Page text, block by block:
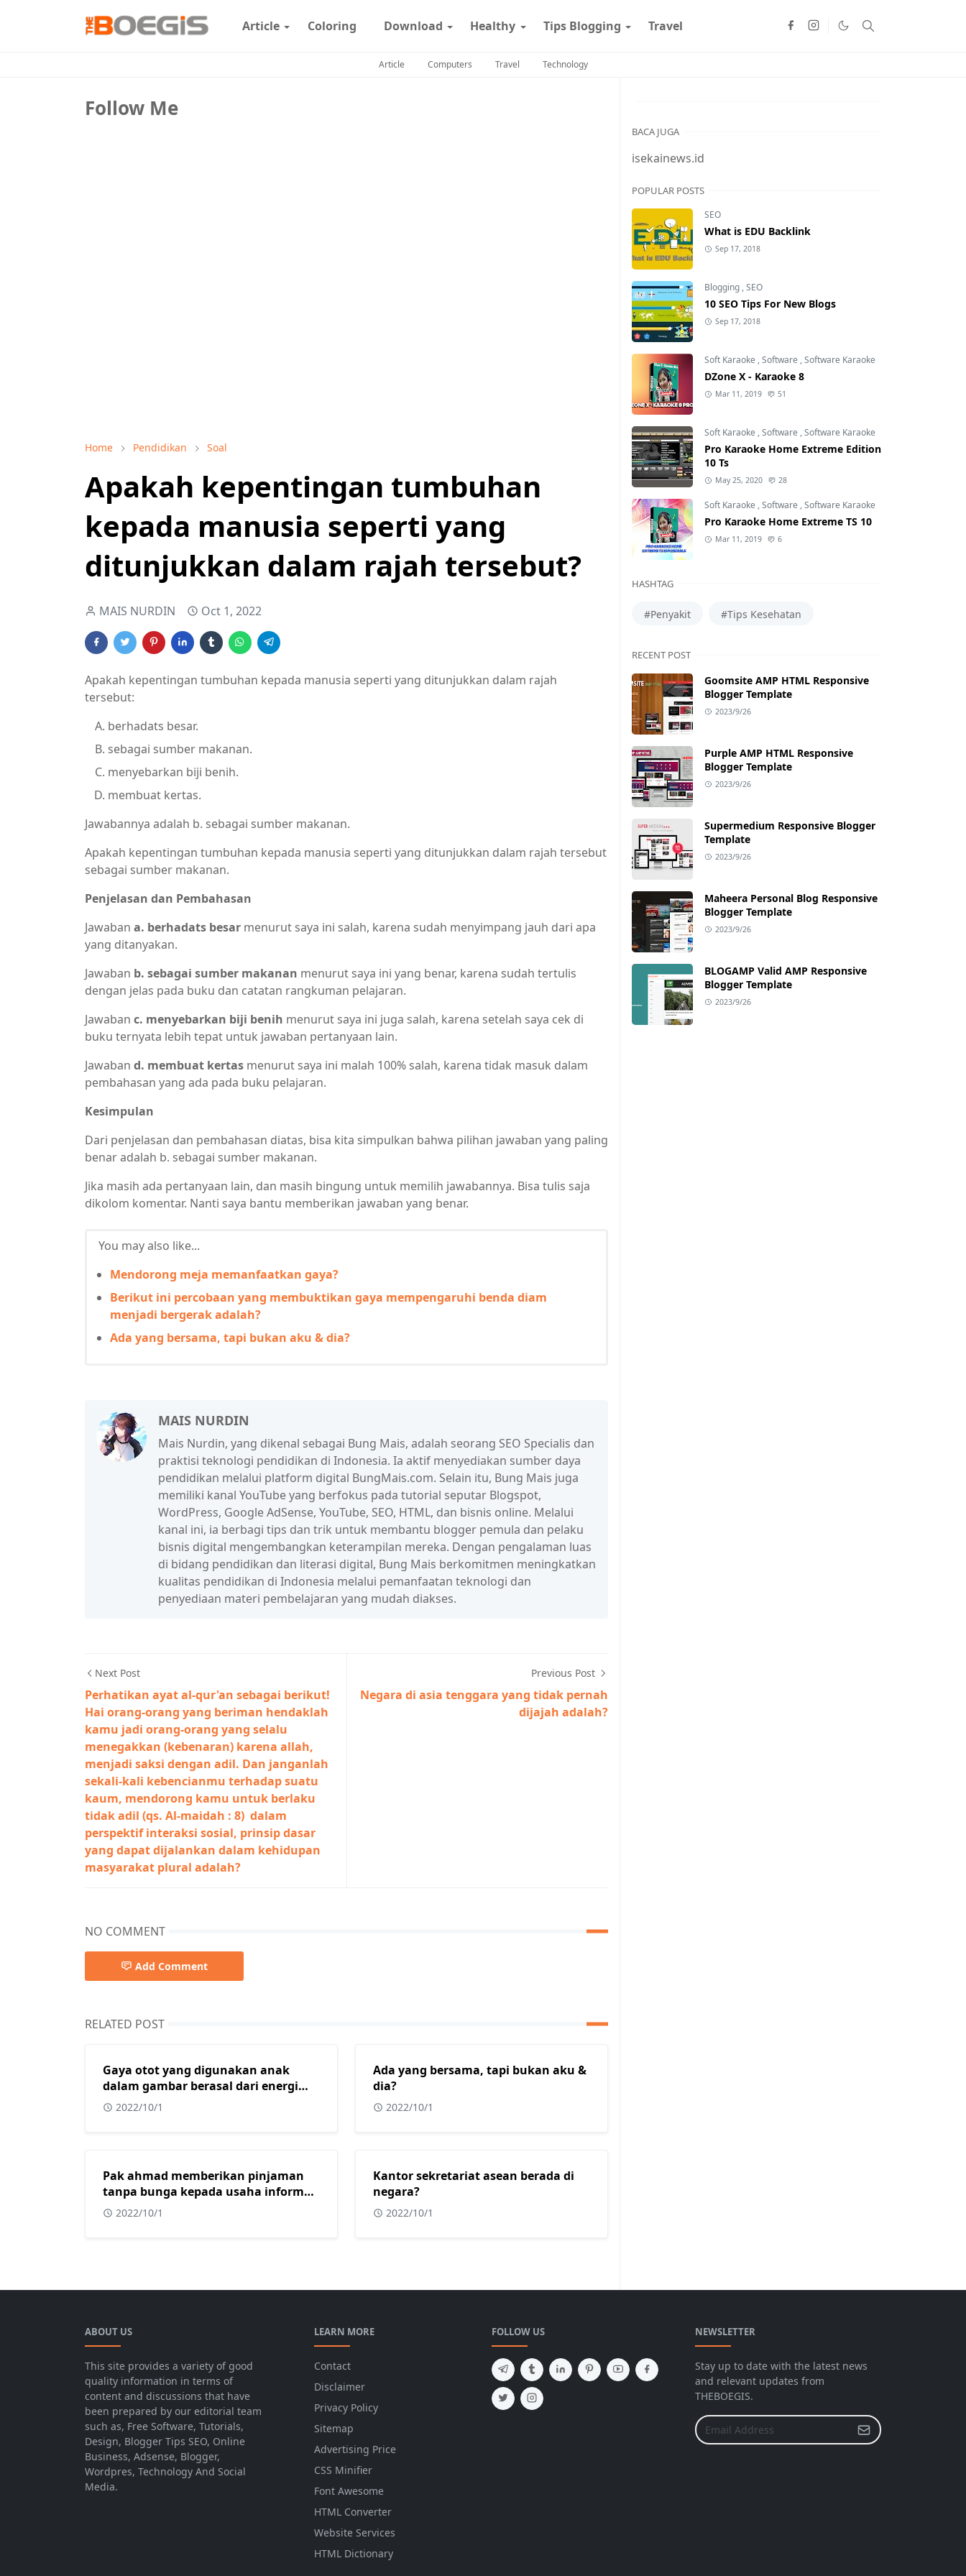
Article Coloring Download Healthy Tips Blogging Travel
Article Computers Travel Technology
Follow Me
Home Pendidikan Soal
Apakah kepentingan tumbuhan
kepada manusia seperti yang
ditunjukkan dalam rajah tersebut?
MAIS NURDIN Oct 1, 2022
Apakah kepentingan tumbuhan kepada manusia seperti yang ditunjukkan dalam rajah
tersebut:
berhadats besar.
sebagai sumber makanan.
menyebarkan biji benih.
membuat kertas.
Jawabannya adalah b. sebagai sumber makanan.
Apakah kepentingan tumbuhan kepada manusia seperti yang ditunjukkan dalam rajah tersebut
sebagai sumber makanan.
Penjelasan dan Pembahasan
Jawaban a. berhadats besar menurut saya ini salah, karena sudah menyimpang jauh dari apa
yang ditanyakan.
Jawaban b. sebagai sumber makanan menurut saya ini yang benar, karena sudah tertulis
dengan jelas pada buku dan catatan rangkuman pelajaran.
Jawaban c. menyebarkan biji benih menurut saya ini juga salah, karena setelah saya cek di
buku ternyata lebih tepat untuk jawaban pertanyaan lain.
Jawaban d. membuat kertas menurut saya ini malah 100% salah, karena tidak masuk dalam
pembahasan yang ada pada buku pelajaran.
Kesimpulan
Dari penjelasan dan pembahasan diatas, bisa kita simpulkan bahwa pilihan jawaban yang paling
benar adalah b. sebagai sumber makanan.
Jika masih ada pertanyaan lain, dan masih bingung untuk memilih jawabannya. Bisa tulis saja
dikolom komentar. Nanti saya bantu memberikan jawaban yang benar.
You may also like...
Mendorong meja memanfaatkan gaya?
Berikut ini percobaan yang membuktikan gaya mempengaruhi benda diam
menjadi bergerak adalah?
Ada yang bersama, tapi bukan aku & dia?
MAIS NURDIN
Mais Nurdin, yang dikenal sebagai Bung Mais, adalah seorang SEO Specialis dan
praktisi teknologi pendidikan di Indonesia. Ia aktif menyediakan sumber daya
pendidikan melalui platform digital BungMais.com. Selain itu, Bung Mais juga
memiliki kanal YouTube yang berfokus pada tutorial seputar Blogspot,
WordPress, Google AdSense, YouTube, SEO, HTML, dan bisnis online. Melalui
kanal ini, ia berbagi tips dan trik untuk membantu blogger pemula dan pelaku
bisnis digital mengembangkan keterampilan mereka. Dengan pengalaman luas
di bidang pendidikan dan literasi digital, Bung Mais berkomitmen meningkatkan
kualitas pendidikan di Indonesia melalui pemanfaatan teknologi dan
penyediaan materi pembelajaran yang mudah diakses.
Next Post
Perhatikan ayat al-qur'an sebagai berikut!
Hai orang-orang yang beriman hendaklah
kamu jadi orang-orang yang selalu
menegakkan (kebenaran) karena allah,
menjadi saksi dengan adil. Dan janganlah
sekali-kali kebencianmu terhadap suatu
kaum, mendorong kamu untuk berlaku
tidak adil (qs. Al-maidah : 8) dalam
perspektif interaksi sosial, prinsip dasar
yang dapat dijalankan dalam kehidupan
masyarakat plural adalah?
Previous Post
Negara di asia tenggara yang tidak pernah
dijajah adalah?
NO COMMENT
Add Comment
RELATED POST
Gaya otot yang digunakan anak
dalam gambar berasal dari energi
yang diperoleh dari?
2022/10/1
Ada yang bersama, tapi bukan aku &
dia?
2022/10/1
Pak ahmad memberikan pinjaman
tanpa bunga kepada usaha informal
yang dimiliki oleh beberapa warga
ahmad sangat tepat karena usaha
2022/10/1
Kantor sekretariat asean berada di
negara?
2022/10/1
BACA JUGA
isekainews.id
POPULAR POSTS
SEO
What is EDU Backlink
Sep 17, 2018
Blogging ,SEO
10 SEO Tips For New Blogs
Sep 17, 2018
Soft Karaoke ,Software ,Software Karaoke
DZone X - Karaoke 8
Mar 11, 2019 51
Soft Karaoke ,Software ,Software Karaoke
Pro Karaoke Home Extreme Edition
10 Ts
May 25, 2020 28
Soft Karaoke ,Software ,Software Karaoke
Pro Karaoke Home Extreme TS 10
Mar 11, 2019 6
HASHTAG
#Penyakit #Tips Kesehatan
RECENT POST
Goomsite AMP HTML Responsive
Blogger Template
2023/9/26
Purple AMP HTML Responsive
Blogger Template
2023/9/26
Supermedium Responsive Blogger
Template
2023/9/26
Maheera Personal Blog Responsive
Blogger Template
2023/9/26
BLOGAMP Valid AMP Responsive
Blogger Template
2023/9/26
ABOUT US
This site provides a variety of good
quality information in terms of
content and discussions that have
been prepared by our editorial team
such as, Free Software, Tutorials,
Design, Blogger Tips SEO, Online
Business, Adsense, Blogger,
Wordpres, Technology And Social
Media.
LEARN MORE
Contact
Disclaimer
Privacy Policy
Sitemap
Advertising Price
CSS Minifier
Font Awesome
HTML Converter
Website Services
HTML Dictionary
FOLLOW US NEWSLETTER
Stay up to date with the latest news
and relevant updates from
THEBOEGIS.